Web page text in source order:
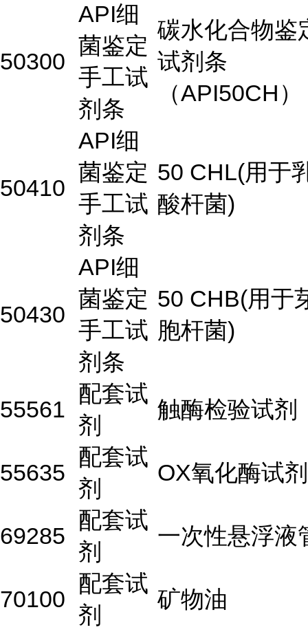
50300
API细
菌鉴定
手工试
剂条
碳水化合物鉴
试剂条
（API50CH）
50410
API细
菌鉴定
手工试
剂条
50 CHL(用于
酸杆菌)
50430
API细
菌鉴定
手工试
剂条
50 CHB(用于
胞杆菌)
55561
配套试
剂
触酶检验试剂
55635
配套试
剂
OX氧化酶试剂
69285
配套试
剂
一次性悬浮液
70100
配套试
剂
矿物油